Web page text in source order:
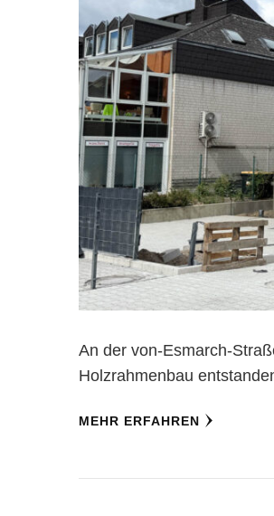
An der von-Esmarch-
Holzrahmenbau
MEHR ERFAHREN